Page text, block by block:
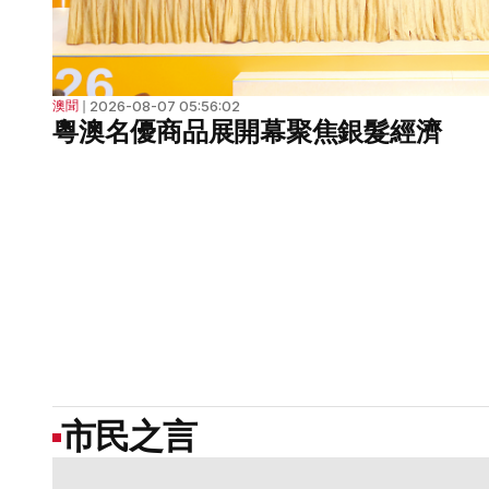
澳聞 ❘ 2026-08-07 05:56:02
粵澳名優商品展開幕聚焦銀髮經濟
市民之言